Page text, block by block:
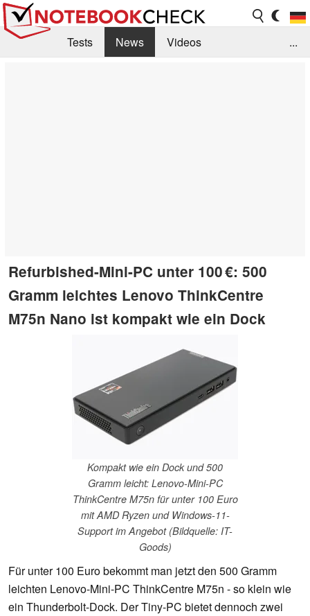
Tests News
Videos
...
Refurbished-Mini-PC unter 100 €: 500
Gramm leichtes Lenovo ThinkCentre
M75n Nano ist kompakt wie ein Dock
Kompakt wie ein Dock und 500
Gramm leicht: Lenovo-Mini-PC
ThinkCentre M75n für unter 100 Euro
mit AMD Ryzen und Windows-11-
Support im Angebot (Bildquelle: IT-
Goods)
Für unter 100 Euro bekommt man jetzt den 500 Gramm
leichten Lenovo-Mini-PC ThinkCentre M75n - so klein wie
ein Thunderbolt-Dock. Der Tiny-PC bietet dennoch zwei